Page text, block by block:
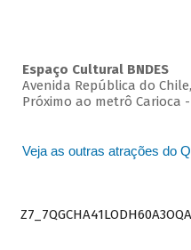
Espaço Cultural BNDES
Avenida República do
Próximo ao metrô Carioca -
Veja as outras atrações do